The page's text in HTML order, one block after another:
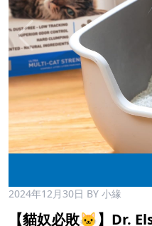
2024年12月30日 BY 小緣
【貓奴必敗🐱】Dr.